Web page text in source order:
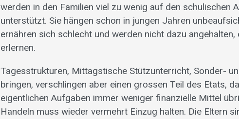
werden in den Familien viel zu wenig auf den schulischen
unterstützt. Sie hängen schon in jungen Jahren
ernähren sich schlecht und werden nicht dazu
erlernen.
Tagesstrukturen, Mittagstische Stützunterricht, Sonder-
bringen, verschlingen aber einen grossen Teil des Etats,
eigentlichen Aufgaben immer weniger finanzielle Mittel
Handeln muss wieder vermehrt Einzug halten. Die Eltern